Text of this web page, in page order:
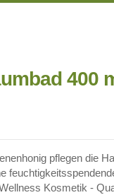
400
pflegen die
Kosmetik -